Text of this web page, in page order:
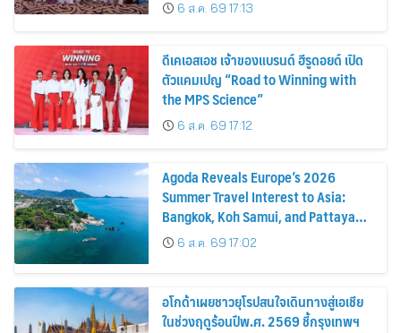
6 ส.ค. 69 17:13
ดีเคเอสเอช เจ้าของแบรนด์ ฮีรูดอยด์ เปิด
ตัวแคมเปญ “Road to Winning with
the MPS Science”
6 ส.ค. 69 17:12
Agoda Reveals Europe’s 2026
Summer Travel Interest to Asia:
Bangkok, Koh Samui, and Pattaya
Among the Top Cities
6 ส.ค. 69 17:02
อโกด้าเผยชาวยุโรปสนใจเดินทางสู่เอเชีย
ในช่วงฤดูร้อนปีพ.ศ. 2569 ชี้กรุงเทพฯ